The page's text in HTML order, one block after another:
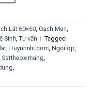
Lát 60×60, Gạch Men,
Sinh, Tư vấn | Tagged
, Huynhnhi.com, Ngoilop,
Satthepximang,
,